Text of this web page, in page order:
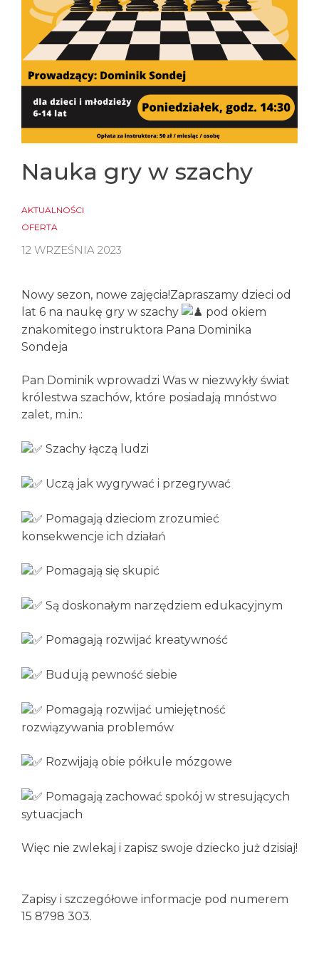
Nauka gry w szachy
AKTUALNOŚCI
OFERTA
12 WRZEŚNIA 2023
Nowy sezon, nowe zajęcia!Zapraszamy dzieci od
lat 6 na naukę gry w szachy
pod okiem
znakomitego instruktora Pana Dominika
Sondeja
Pan Dominik wprowadzi Was w niezwykły świat
królestwa szachów, które posiadają mnóstwo
zalet, m.in.:
Szachy łączą ludzi
Uczą jak wygrywać i przegrywać
Pomagają dzieciom zrozumieć
konsekwencje ich działań
Pomagają się skupić
Są doskonałym narzędziem edukacyjnym
Pomagają rozwijać kreatywność
Budują pewność siebie
Pomagają rozwijać umiejętność
rozwiązywania problemów
Rozwijają obie półkule mózgowe
Pomagają zachować spokój w stresujących
sytuacjach
Więc nie zwlekaj i zapisz swoje dziecko już dzisiaj!
Zapisy i szczegółowe informacje pod numerem
15 8798 303.